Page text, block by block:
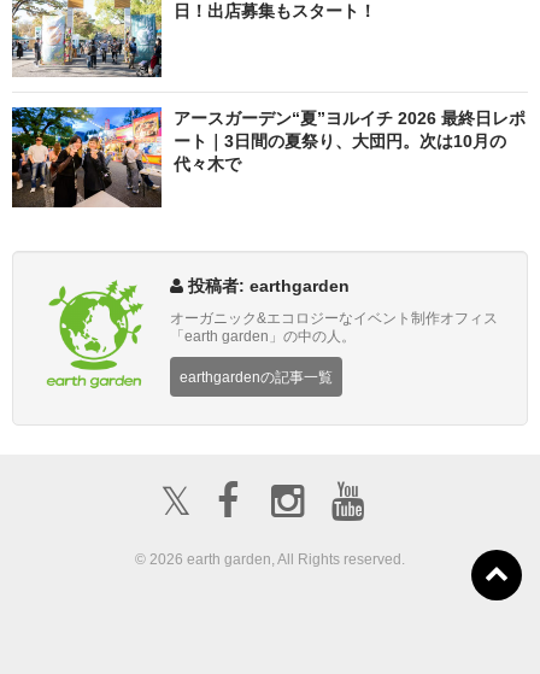
日！出店募集もスタート！
アースガーデン“夏”ヨルイチ 2026 最終日レポ
ート｜3日間の夏祭り、大団円。次は10月の
代々木で
投稿者: earthgarden
オーガニック&エコロジーなイベント制作オフィス
「earth garden」の中の人。
earthgardenの記事一覧
𝕏
© 2026 earth garden, All Rights reserved.